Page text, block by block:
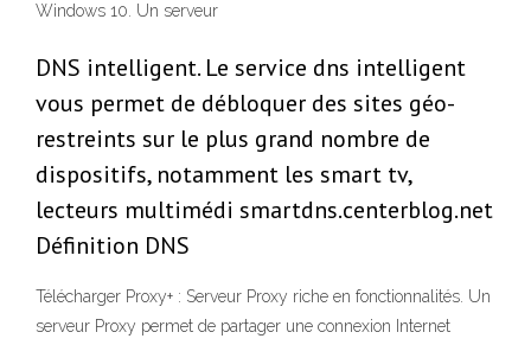
Windows 10. Un serveur
DNS intelligent. Le service dns intelligent
vous permet de débloquer des sites géo-
restreints sur le plus grand nombre de
dispositifs, notamment les smart tv,
lecteurs multimédi smartdns.centerblog.net
Définition DNS
Télécharger Proxy+ : Serveur Proxy riche en fonctionnalités. Un
serveur Proxy permet de partager une connexion Internet